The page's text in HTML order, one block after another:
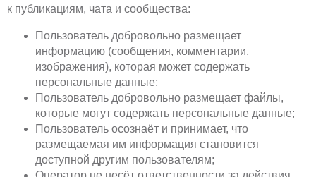
к публикациям, чата и сообщества:
Пользователь добровольно размещает
информацию (сообщения, комментарии,
изображения), которая может содержать
персональные данные;
Пользователь добровольно размещает файлы,
которые могут содержать персональные данные;
Пользователь осознаёт и принимает, что
размещаемая им информация становится
доступной другим пользователям;